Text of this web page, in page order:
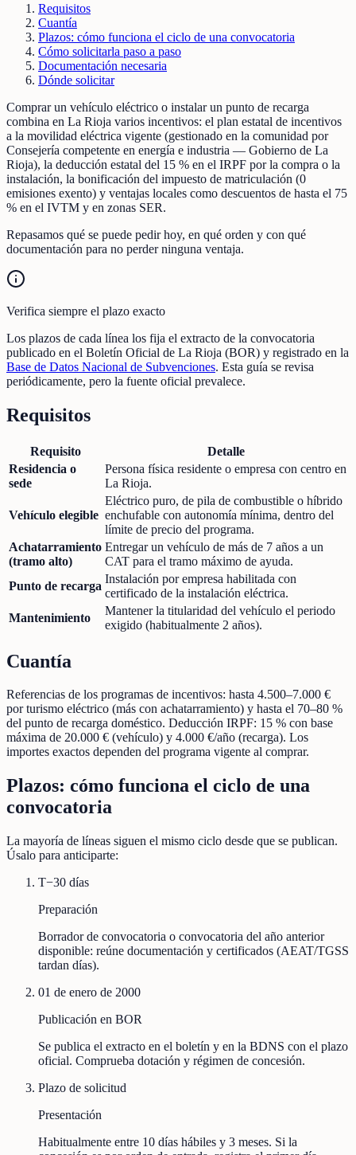
Requisitos
Cuantía
Plazos: cómo funciona el ciclo de una convocatoria
Cómo solicitarla paso a paso
Documentación necesaria
Dónde solicitar
Comprar un vehículo eléctrico o instalar un punto de recarga
combina en La Rioja varios incentivos: el plan estatal de incentivos
a la movilidad eléctrica vigente (gestionado en la comunidad por
Consejería competente en energía e industria — Gobierno de La
Rioja), la deducción estatal del 15 % en el IRPF por la compra o la
instalación, la bonificación del impuesto de matriculación (0
emisiones exento) y ventajas locales como descuentos de hasta el 75
% en el IVTM y en zonas SER.
Repasamos qué se puede pedir hoy, en qué orden y con qué
documentación para no perder ninguna ventaja.
Verifica siempre el plazo exacto
Los plazos de cada línea los fija el extracto de la convocatoria
publicado en el Boletín Oficial de La Rioja (BOR) y registrado en la
Base de Datos Nacional de Subvenciones. Esta guía se revisa
periódicamente, pero la fuente oficial prevalece.
Requisitos
Requisito
Detalle
Residencia o
sede
Persona física residente o empresa con centro en
La Rioja.
Vehículo elegible
Eléctrico puro, de pila de combustible o híbrido
enchufable con autonomía mínima, dentro del
límite de precio del programa.
Achatarramiento
(tramo alto)
Entregar un vehículo de más de 7 años a un
CAT para el tramo máximo de ayuda.
Punto de recarga
Instalación por empresa habilitada con
certificado de la instalación eléctrica.
Mantenimiento
Mantener la titularidad del vehículo el periodo
exigido (habitualmente 2 años).
Cuantía
Referencias de los programas de incentivos: hasta 4.500–7.000 €
por turismo eléctrico (más con achatarramiento) y hasta el 70–80 %
del punto de recarga doméstico. Deducción IRPF: 15 % con base
máxima de 20.000 € (vehículo) y 4.000 €/año (recarga). Los
importes exactos dependen del programa vigente al comprar.
Plazos: cómo funciona el ciclo de una
convocatoria
La mayoría de líneas siguen el mismo ciclo desde que se publican.
Úsalo para anticiparte:
T−30 días
Preparación
Borrador de convocatoria o convocatoria del año anterior
disponible: reúne documentación y certificados (AEAT/TGSS
tardan días).
01 de enero de 2000
Publicación en BOR
Se publica el extracto en el boletín y en la BDNS con el plazo
oficial. Comprueba dotación y régimen de concesión.
Plazo de solicitud
Presentación
Habitualmente entre 10 días hábiles y 3 meses. Si la